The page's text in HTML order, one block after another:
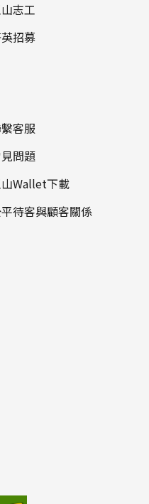
志工
招募
客服
問題
Wallet下載
待客與顧客關係